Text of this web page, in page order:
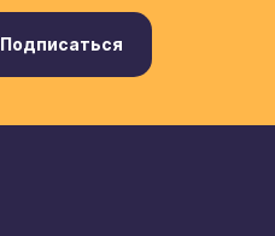
Подписаться